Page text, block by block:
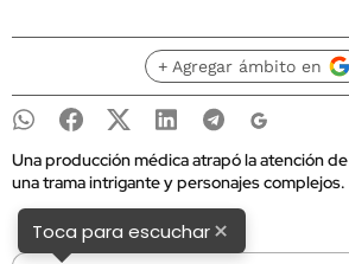
+ Agregar ámbito en
Una producción médica atrapó la atención
una trama intrigante y personajes complejos.
Toca para escuchar×